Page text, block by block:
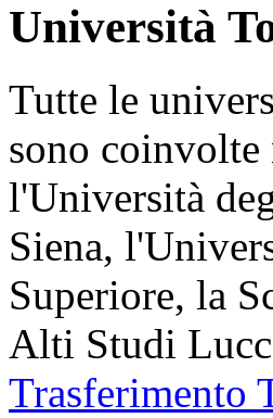
Università
Tutte le
sono coinvolte
l'Università
Siena,
Superiore, la
Alti Studi
Trasferimento